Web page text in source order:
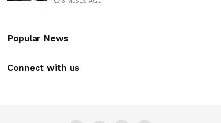
Popular News
Connect with us